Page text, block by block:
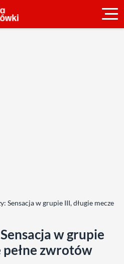
Sensacja w grupie III, długie mecze
w grupie
pełne zwrotów